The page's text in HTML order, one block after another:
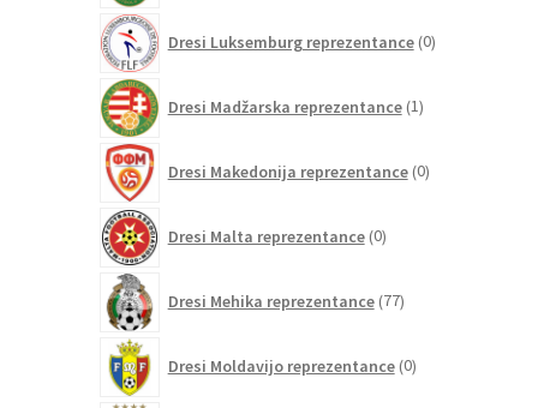
Dresi Luksemburg reprezentance 0izdelkov
Dresi Madžarska reprezentance 1izdelek
Dresi Makedonija reprezentance 0izdelkov
Dresi Malta reprezentance 0izdelkov
Dresi Mehika reprezentance 77izdelkov
Dresi Moldavijo reprezentance 0izdelkov